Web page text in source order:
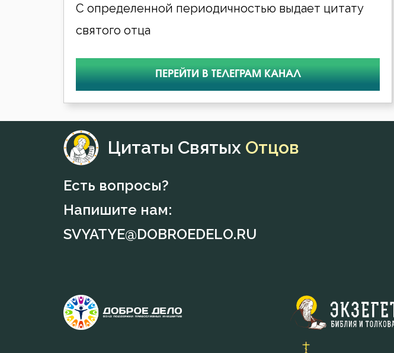
С определенной периодичностью выдает цитату
святого отца
ПЕРЕЙТИ В ТЕЛЕГРАМ КАНАЛ
Цитаты Святых Отцов
Есть вопросы?
Напишите нам:
SVYATYE@DOBROEDELO.RU